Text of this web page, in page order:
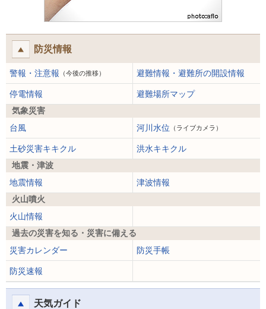
防災情報
警報・注意報 （今後の推移） 避難情報・避難所の開設情報
停電情報
避難場所マップ
気象災害
台風
河川水位 （ライブカメラ）
土砂災害キキクル
洪水キキクル
地震・津波
地震情報
津波情報
火山噴火
火山情報
過去の災害を知る・災害に備える
災害カレンダー
防災手帳
防災速報
天気ガイド